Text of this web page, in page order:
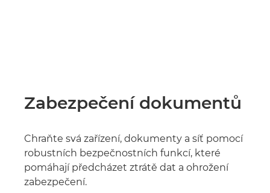
Zabezpečení dokumentů
Chraňte svá zařízení, dokumenty a síť pomocí
robustních bezpečnostních funkcí, které
pomáhají předcházet ztrátě dat a ohrožení
zabezpečení.